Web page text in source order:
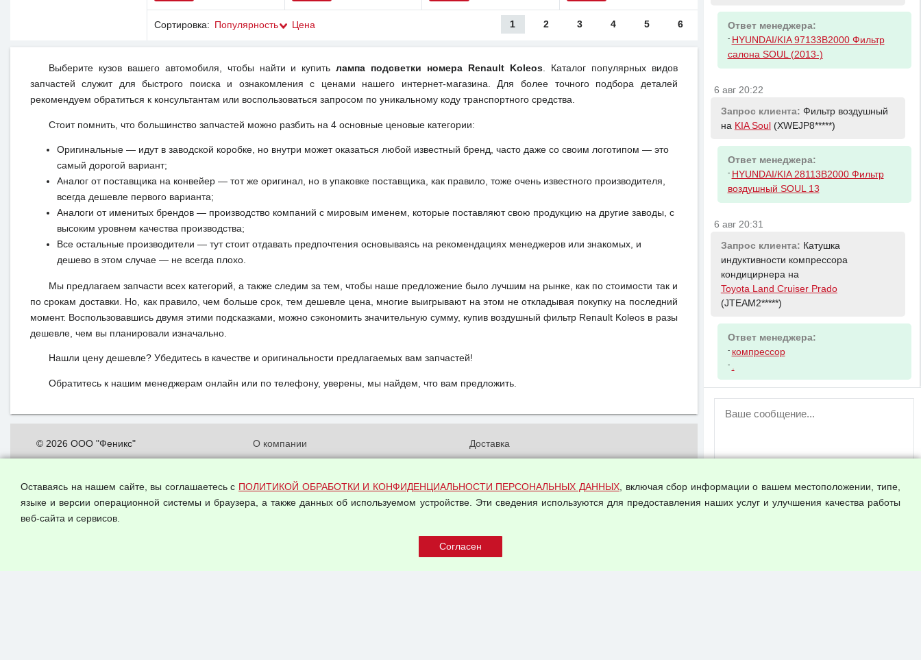
Сортировка: Популярность Цена 1 2 3 4 5 6
Выберите кузов вашего автомобиля, чтобы найти и купитьлампа подсветки номера Renault Koleos. Каталог популярных видов
запчастей служит для быстрого поиска и ознакомления с ценами нашего интернет-магазина. Для более точного подбора деталей
рекомендуем обратиться к консультантам или воспользоваться запросом по уникальному коду транспортного средства.
Стоит помнить, что большинство запчастей можно разбить на 4 основные ценовые категории:
Оригинальные — идут в заводской коробке, но внутри может оказаться любой известный бренд, часто даже со своим логотипом — это
самый дорогой вариант;
Аналог от поставщика на конвейер — тот же оригинал, но в упаковке поставщика, как правило, тоже очень известного производителя,
всегда дешевле первого варианта;
Аналоги от именитых брендов — производство компаний с мировым именем, которые поставляют свою продукцию на другие заводы, с
высоким уровнем качества производства;
Все остальные производители — тут стоит отдавать предпочтения основываясь на рекомендациях менеджеров или знакомых, и
дешево в этом случае — не всегда плохо.
Мы предлагаем запчасти всех категорий, а также следим за тем, чтобы наше предложение было лучшим на рынке, как по стоимости так и
по срокам доставки. Но, как правило, чем больше срок, тем дешевле цена, многие выигрывают на этом не откладывая покупку на последний
момент. Воспользовавшись двумя этими подсказками, можно сэкономить значительную сумму, купив воздушный фильтр Renault Koleos в разы
дешевле, чем вы планировали изначально.
Нашли цену дешевле? Убедитесь в качестве и оригинальности предлагаемых вам запчастей!
Обратитесь к нашим менеджерам онлайн или по телефону, уверены, мы найдем, что вам предложить.
© 2026 ООО "Феникс"
О компании
данных
Доставка
Оплата и возвраты
Арендодателям
Оставаясь на нашем сайте, вы соглашаетесь с ПОЛИТИКОЙ ОБРАБОТКИ И КОНФИДЕНЦИАЛЬНОСТИ ПЕРСОНАЛЬНЫХ ДАННЫХ, включая сбор информации о вашем местоположении, типе,
языке и версии операционной системы и браузера, а также данных об используемом устройстве. Эти сведения используются для предоставления наших услуг и улучшения качества работы
веб-сайта и сервисов.
Ответ менеджера:
- HYUNDAI/KIA 97133B2000 Фильтр
салона SOUL (2013-)
6 авг 20:22
Запрос клиента: Фильтр воздушный
на KIA Soul(XWEJP8*****)
Ответ менеджера:
- HYUNDAI/KIA 28113B2000 Фильтр
воздушный SOUL 13
6 авг 20:31
Запрос клиента: Катушка
индуктивности компрессора
кондицирнера на
Toyota Land Cruiser Prado
(JTEAM2*****)
Ответ менеджера:
- компрессор
-
ВНИМАНИЕ!
пользователей временно отключена!
аккаунт.